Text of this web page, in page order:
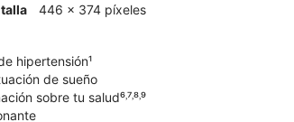
446 x 374 píxeles
hipertensión¹
de sueño
sobre tu salud⁶˒⁷˒⁸˒⁹